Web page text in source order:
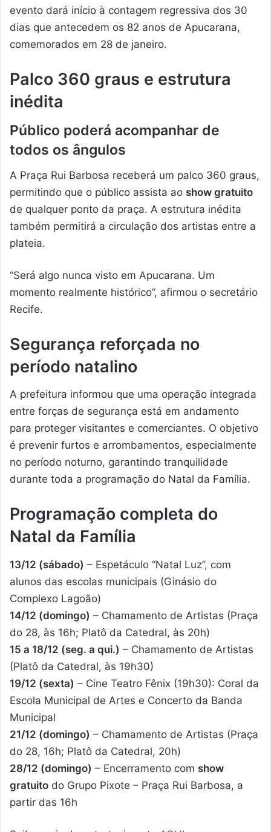
evento dará início à contagem regressiva dos 30
dias que antecedem os 82 anos de Apucarana,
comemorados em 28 de janeiro.
Palco 360 graus e estrutura
inédita
Público poderá acompanhar de
todos os ângulos
A Praça Rui Barbosa receberá um palco 360 graus,
permitindo que o público assista ao show gratuito
de qualquer ponto da praça. A estrutura inédita
também permitirá a circulação dos artistas entre a
plateia.
“Será algo nunca visto em Apucarana. Um
momento realmente histórico”, afirmou o secretário
Recife.
Segurança reforçada no
período natalino
A prefeitura informou que uma operação integrada
entre forças de segurança está em andamento
para proteger visitantes e comerciantes. O objetivo
é prevenir furtos e arrombamentos, especialmente
no período noturno, garantindo tranquilidade
durante toda a programação do Natal da Família.
Programação completa do
Natal da Família
13/12 (sábado) – Espetáculo “Natal Luz”, com
alunos das escolas municipais (Ginásio do
Complexo Lagoão)
14/12 (domingo) – Chamamento de Artistas (Praça
do 28, às 16h; Platô da Catedral, às 20h)
15 a 18/12 (seg. a qui.) – Chamamento de Artistas
(Platô da Catedral, às 19h30)
19/12 (sexta) – Cine Teatro Fênix (19h30): Coral da
Escola Municipal de Artes e Concerto da Banda
Municipal
21/12 (domingo) – Chamamento de Artistas (Praça
do 28, 16h; Platô da Catedral, 20h)
28/12 (domingo) – Encerramento com show
gratuito do Grupo Pixote – Praça Rui Barbosa, a
partir das 16h